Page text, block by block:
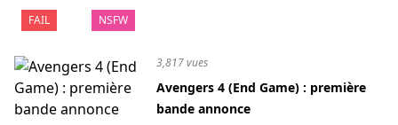
FAIL NSFW
3,817 vues
Avengers 4 (End Game) : première
bande annonce